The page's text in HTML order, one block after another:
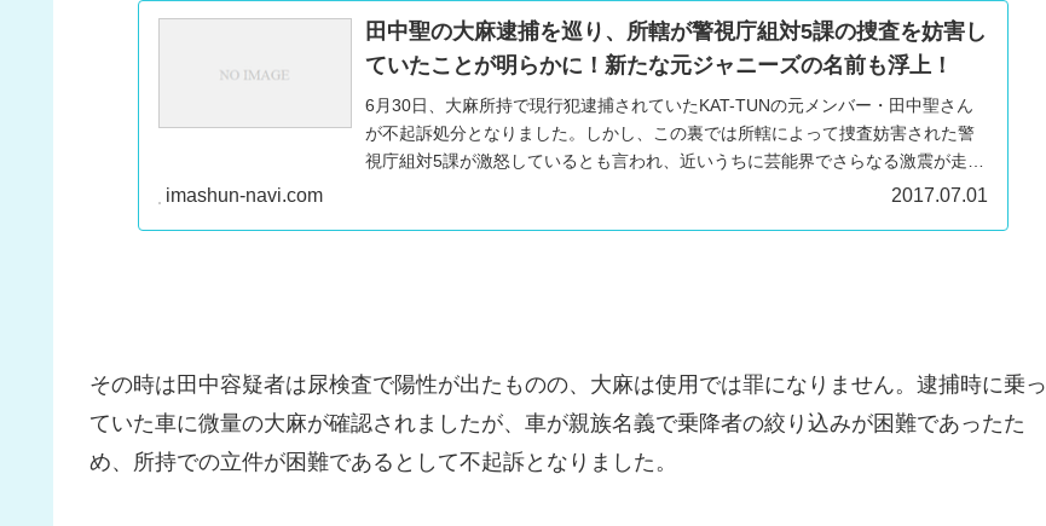
田中聖の大麻逮捕を巡り、所轄が警視庁組対5課の捜査を妨害し
ていたことが明らかに！新たな元ジャニーズの名前も浮上！
6月30日、大麻所持で現行犯逮捕されていたKAT-TUNの元メンバー・田中聖さん
が不起訴処分となりました。しかし、この裏では所轄によって捜査妨害された警
視庁組対5課が激怒しているとも言われ、近いうちに芸能界でさらなる激震が走る
imashun-navi.com 2017.07.01
その時は田中容疑者は尿検査で陽性が出たものの、大麻は使用では罪になりません。逮捕時に乗っ
ていた車に微量の大麻が確認されましたが、車が親族名義で乗降者の絞り込みが困難であったた
め、所持での立件が困難であるとして不起訴となりました。